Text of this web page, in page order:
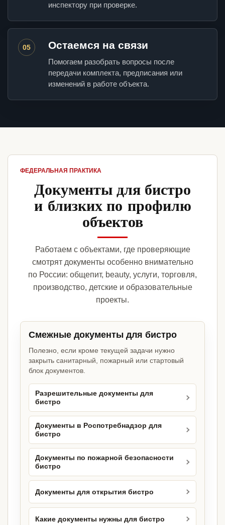
инспектору при проверке.
05 Остаемся на связи
Помогаем разобрать вопросы после
передачи комплекта, предписания или
изменений в работе объекта.
ФЕДЕРАЛЬНАЯ ПРАКТИКА
Документы для бистро
и близких по профилю
объектов
Работаем с объектами, где проверяющие
смотрят документы особенно внимательно
по России: общепит, beauty, услуги, торговля,
производство, детские и образовательные
проекты.
Смежные документы для бистро
Полезно, если кроме текущей задачи нужно
закрыть санитарный, пожарный или стартовый
блок документов.
Разрешительные документы для
бистро
Документы в Роспотребнадзор для
бистро
Документы по пожарной безопасности
бистро
Документы для открытия бистро
Какие документы нужны для бистро